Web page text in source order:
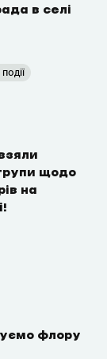
в селі
групи щодо
на
флору